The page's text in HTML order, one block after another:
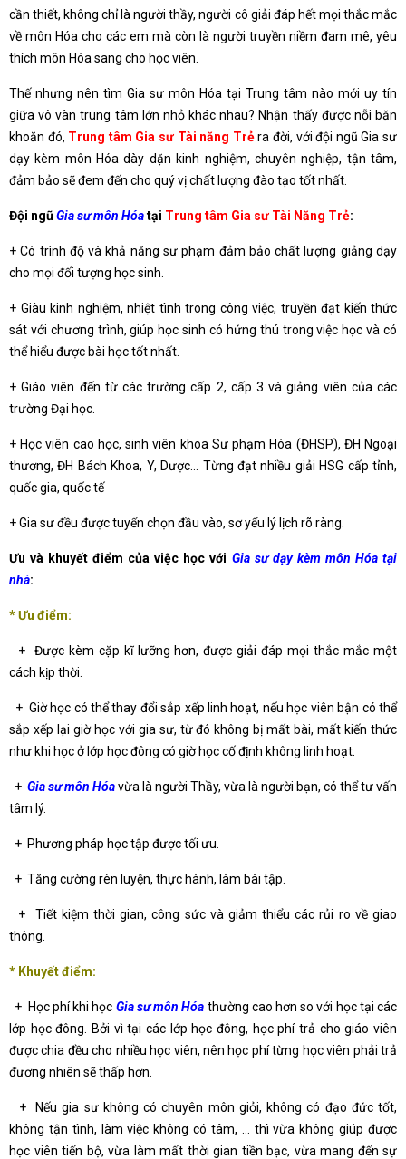
cần thiết, không chỉ là người thầy, người cô giải đáp hết mọi thắc mắc
về môn Hóa cho các em mà còn là người truyền niềm đam mê, yêu
thích môn Hóa sang cho học viên.
Thế nhưng nên tìm Gia sư môn Hóa tại Trung tâm nào mới uy tín
giữa vô vàn trung tâm lớn nhỏ khác nhau? Nhận thấy được nỗi băn
khoăn đó, Trung tâm Gia sư Tài năng Trẻra đời, với đội ngũ Gia sư
dạy kèm môn Hóa dày dặn kinh nghiệm, chuyên nghiệp, tận tâm,
đảm bảo sẽ đem đến cho quý vị chất lượng đào tạo tốt nhất.
Đội ngũGia sư môn Hóatại Trung tâm Gia sư Tài Năng Trẻ:
+ Có trình độ và khả năng sư phạm đảm bảo chất lượng giảng dạy
cho mọi đối tượng học sinh.
+ Giàu kinh nghiệm, nhiệt tình trong công việc, truyền đạt kiến thức
sát với chương trình, giúp học sinh có hứng thú trong việc học và có
thể hiểu được bài học tốt nhất.
+ Giáo viên đến từ các trường cấp 2, cấp 3 và giảng viên của các
trường Đại học.
+ Học viên cao học, sinh viên khoa Sư phạm Hóa (ĐHSP), ĐH Ngoại
thương, ĐH Bách Khoa, Y, Dược… Từng đạt nhiều giải HSG cấp tỉnh,
quốc gia, quốc tế
+ Gia sư đều được tuyển chọn đầu vào, sơ yếu lý lịch rõ ràng.
Ưu và khuyết điểm của việc học với Gia sư dạy kèm môn Hóa tại
nhà:
* Ưu điểm:
+ Được kèm cặp kĩ lưỡng hơn, được giải đáp mọi thắc mắc một
cách kịp thời.
+ Giờ học có thể thay đổi sắp xếp linh hoạt, nếu học viên bận có thể
sắp xếp lại giờ học với gia sư, từ đó không bị mất bài, mất kiến thức
như khi học ở lớp học đông có giờ học cố định không linh hoạt.
+ Gia sư môn Hóavừa là người Thầy, vừa là người bạn, có thể tư vấn
tâm lý.
+ Phương pháp học tập được tối ưu.
+ Tăng cường rèn luyện, thực hành, làm bài tập.
+ Tiết kiệm thời gian, công sức và giảm thiểu các rủi ro về giao
thông.
* Khuyết điểm:
+ Học phí khi học Gia sư môn Hóa thường cao hơn so với học tại các
lớp học đông. Bởi vì tại các lớp học đông, học phí trả cho giáo viên
được chia đều cho nhiều học viên, nên học phí từng học viên phải trả
đương nhiên sẽ thấp hơn.
+ Nếu gia sư không có chuyên môn giỏi, không có đạo đức tốt,
không tận tình, làm việc không có tâm, … thì vừa không giúp được
học viên tiến bộ, vừa làm mất thời gian tiền bạc, vừa mang đến sự